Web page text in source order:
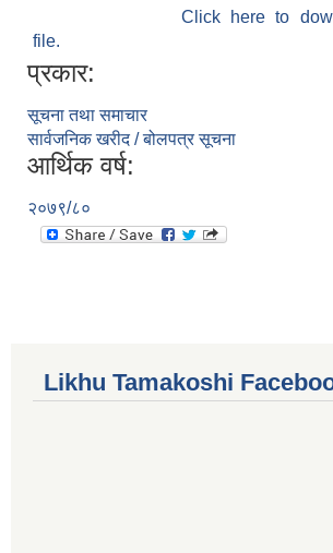
Click here to
file.
प्रकार:
सूचना तथा समाचार
सार्वजनिक खरीद / बोलपत्र सूचना
आर्थिक वर्ष:
२०७९/८०
Likhu Tamakoshi